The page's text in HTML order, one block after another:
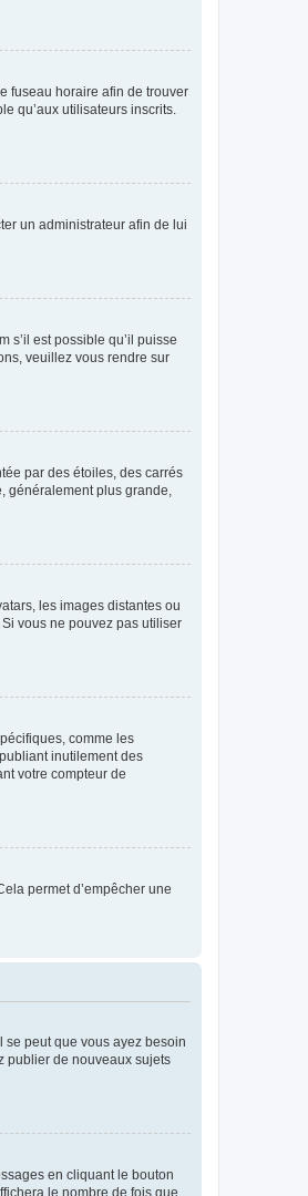
fuseau horaire afin de trouver
qu’aux utilisateurs inscrits.
un administrateur afin de lui
s’il est possible qu’il puisse
veuillez vous rendre sur
par des étoiles, des carrés
généralement plus grande,
les images distantes ou
vous ne pouvez pas utiliser
comme les
inutilement des
votre compteur de
permet d’empêcher une
peut que vous ayez besoin
publier de nouveaux sujets
en cliquant le bouton
le nombre de fois que